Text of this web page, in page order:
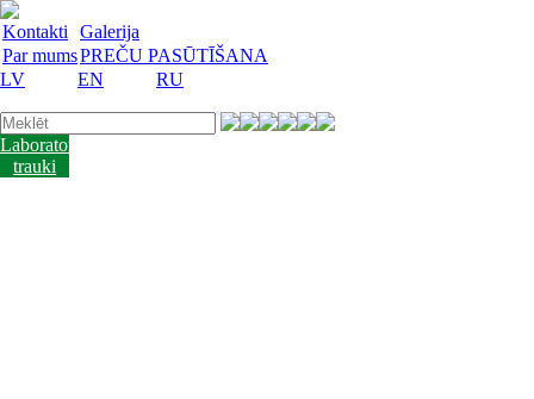
Kontakti
Galerija
Par mumsPREČU PASŪTĪŠANA
LV
EN RU
Laboratorijas
trauki